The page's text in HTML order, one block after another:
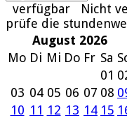
verfügbar
Nicht
prüfe die
August 2026
Mo Di Mi Do Fr Sa
01
03 04 05 06 07 08
10 11 12 13 14 15